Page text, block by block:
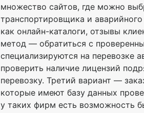
множество сайтов, где можно
транспортировщика и
как онлайн-каталоги, отзывы
метод — обратиться с
специализируются на перевозке
проверить наличие лицензий
перевозку. Третий вариант —
которые имеют базу данных
у таких фирм есть возможность